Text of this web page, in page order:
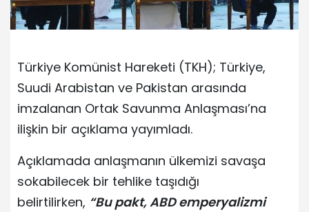
Türkiye Komünist Hareketi (TKH); Türkiye,
Suudi Arabistan ve Pakistan arasında
imzalanan Ortak Savunma Anlaşması’na
ilişkin bir açıklama yayımladı.
Açıklamada anlaşmanın ülkemizi savaşa
sokabilecek bir tehlike taşıdığı
belirtilirken, “Bu pakt, ABD emperyalizmi